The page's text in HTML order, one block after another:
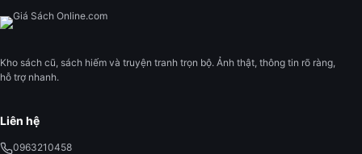
Kho sách cũ, sách hiếm và truyện tranh trọn bộ. Ảnh thật, thông tin rõ ràng,
hỗ trợ nhanh.
Liên hệ
0963210458